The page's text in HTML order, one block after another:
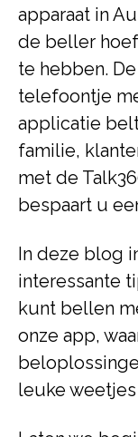
apparaat in
de beller
te hebben.
telefoontje
applicatie
familie,
met de
bespaart u
In deze blog
interessante
kunt bellen
onze app,
leuke